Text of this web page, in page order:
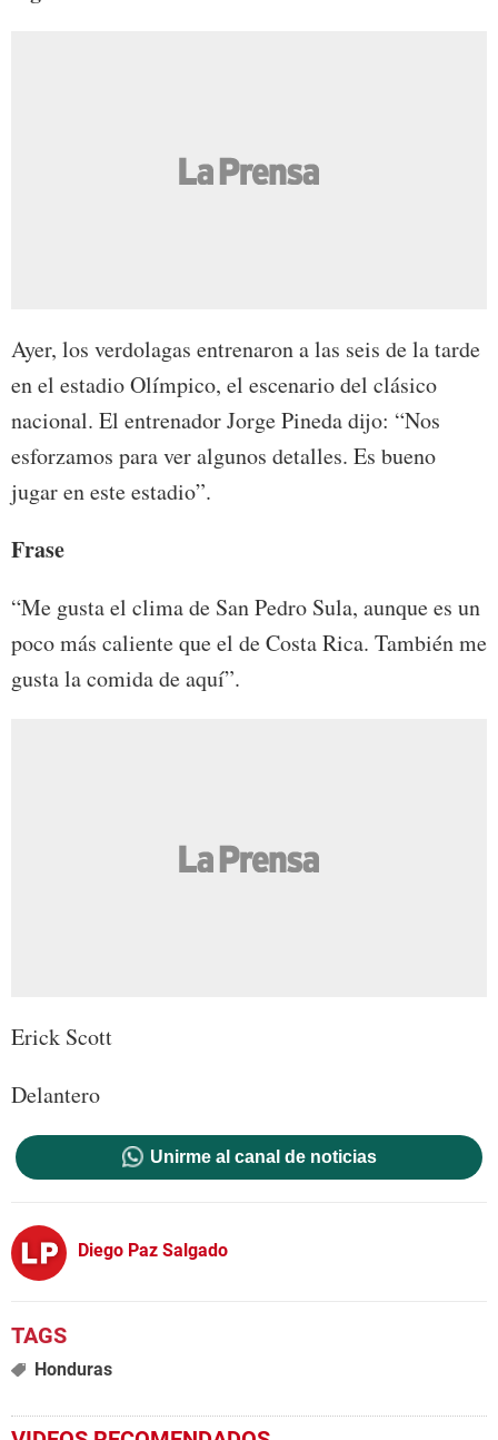
Ayer, los verdolagas entrenaron a las seis de la tarde
en el estadio Olímpico, el escenario del clásico
nacional. El entrenador Jorge Pineda dijo: “Nos
esforzamos para ver algunos detalles. Es bueno
jugar en este estadio”.
Frase
“Me gusta el clima de San Pedro Sula, aunque es un
poco más caliente que el de Costa Rica. También me
gusta la comida de aquí”.
Erick Scott
Delantero
Unirme al canal de noticias
Diego Paz Salgado
Honduras